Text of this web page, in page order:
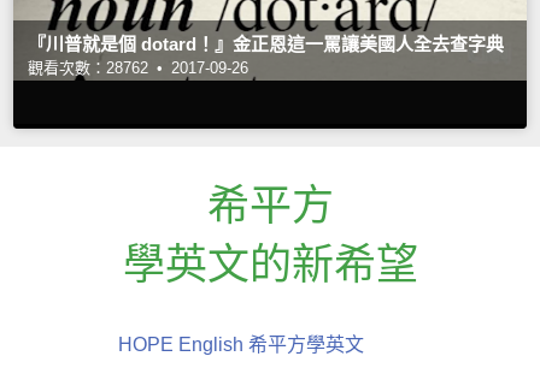
『川普就是個 dotard！』金正恩這一罵讓美國人全去查字典
觀看次數：28762 • 2017-09-26
希平方
學英文的新希望
HOPE English 希平方學英文